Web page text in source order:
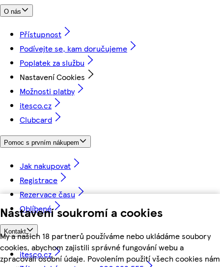
Nastavení soukromí a cookies
My a našich 18 partnerů používáme nebo ukládáme soubory
cookies, abychom zajistili správné fungování webu a
zpracovali osobní údaje. Povolením použití všech cookies nám
O nás
Přístupnost
Podívejte se, kam doručujeme
Poplatek za službu
Nastavení Cookies
Možnosti platby
itesco.cz
Clubcard
Pomoc s prvním nákupem
Jak nakupovat
Registrace
Rezervace času
Oblíbené
Kontakt
itesco.cz